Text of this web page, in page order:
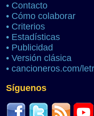
• Contacto
• Cómo colaborar
• Criterios
• Estadísticas
• Publicidad
• Versión clásica
• cancioneros.com/
Síguenos